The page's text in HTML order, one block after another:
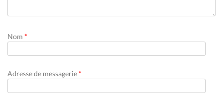
Nom *
Adresse de messagerie*